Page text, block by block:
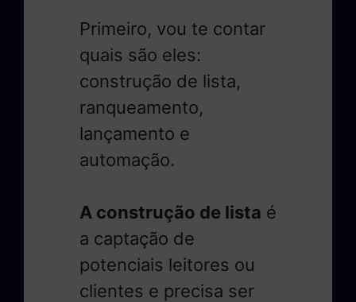
Primeiro, vou te contar
quais são eles:
construção de lista,
ranqueamento,
lançamento e
automação.
A construção de lista é
a captação de
potenciais leitores ou
clientes e precisa ser